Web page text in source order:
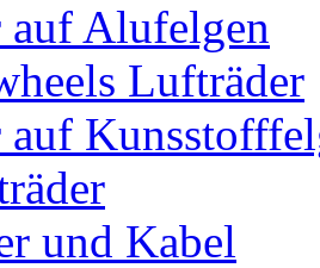
auf Alufelgen
Lufträder
auf
und Kabel